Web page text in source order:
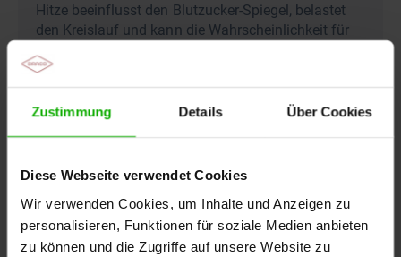
Zustimmung Details Über Cookies
Diese Webseite verwendet Cookies
Wir verwenden Cookies, um Inhalte und Anzeigen zu
personalisieren, Funktionen für soziale Medien anbieten
zu können und die Zugriffe auf unsere Website zu
Hitze beeinflusst den Blutzucker-Spiegel, belastet
den Kreislauf und kann die Wahrscheinlichkeit für
Gesundheitswesen…